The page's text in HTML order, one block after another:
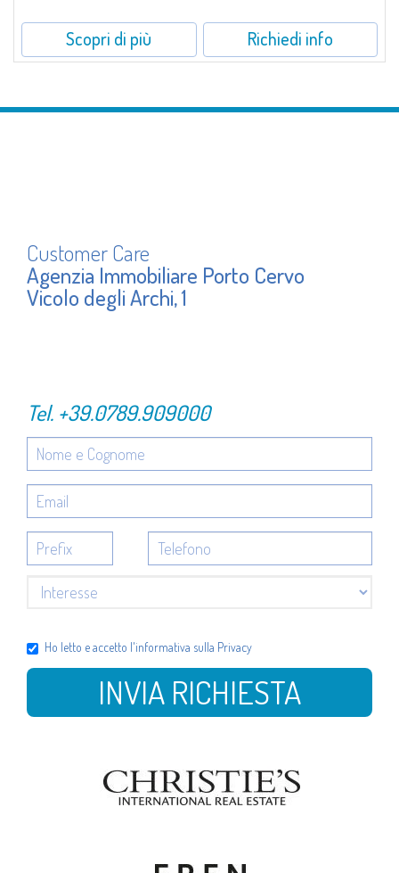
Scopri di più Richiedi info
Customer Care
Agenzia Immobiliare Porto Cervo
Vicolo degli Archi, 1
Tel. +39.0789.909000
Ho letto e accetto l'informativa sulla Privacy
INVIA RICHIESTA